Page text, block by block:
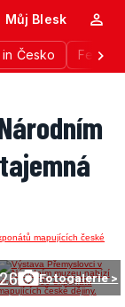
Česko
Můj Blesk
26 Fotogalerie >